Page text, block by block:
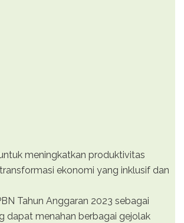
meningkatkan produktivitas
ekonomi yang inklusif dan
Tahun Anggaran 2023 sebagai
dapat menahan berbagai gejolak